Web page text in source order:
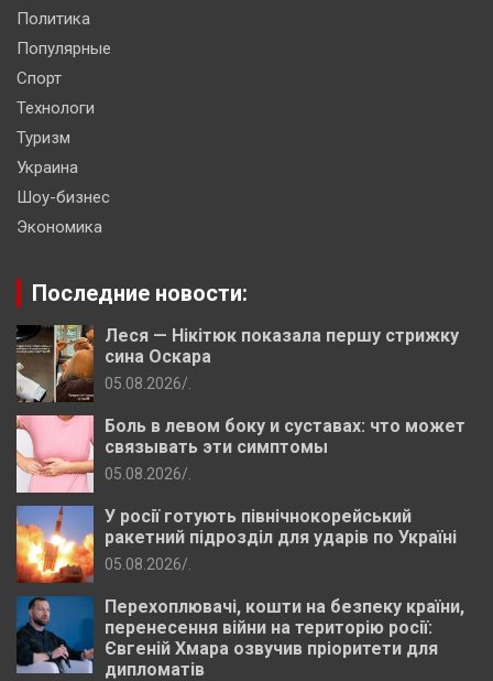
Политика
Популярные
Спорт
Технологи
Туризм
Украина
Шоу-бизнес
Экономика
Последние новости:
Леся — Нікітюк показала першу стрижку
сина Оскара
05.08.2026
Боль в левом боку и суставах: что может
связывать эти симптомы
05.08.2026
У росії готують північнокорейський
ракетний підрозділ для ударів по Україні
05.08.2026
Перехоплювачі, кошти на безпеку країни,
перенесення війни на територію росії:
Євгеній Хмара озвучив пріоритети для
дипломатів